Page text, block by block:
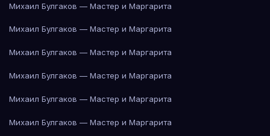
Михаил Булгаков — Мастер и Маргарита
Михаил Булгаков — Мастер и Маргарита
Михаил Булгаков — Мастер и Маргарита
Михаил Булгаков — Мастер и Маргарита
Михаил Булгаков — Мастер и Маргарита
Михаил Булгаков — Мастер и Маргарита